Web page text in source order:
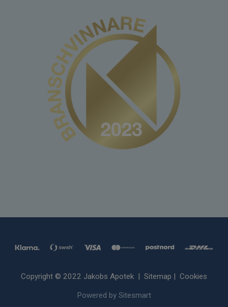
Copyright © 2022 Jakobs Apotek | Sitemap Cookies
Powered by Sitesmart